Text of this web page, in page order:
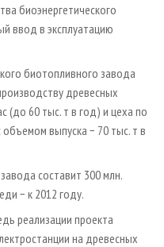
биоэнергетического
ввод в эксплуатацию
биотопливного завода
древесных
(до 60 тыс. т в год) и цеха по
выпуска − 70 тыс. т в
составит 300 млн.
− к 2012 году.
реализации проекта
на древесных